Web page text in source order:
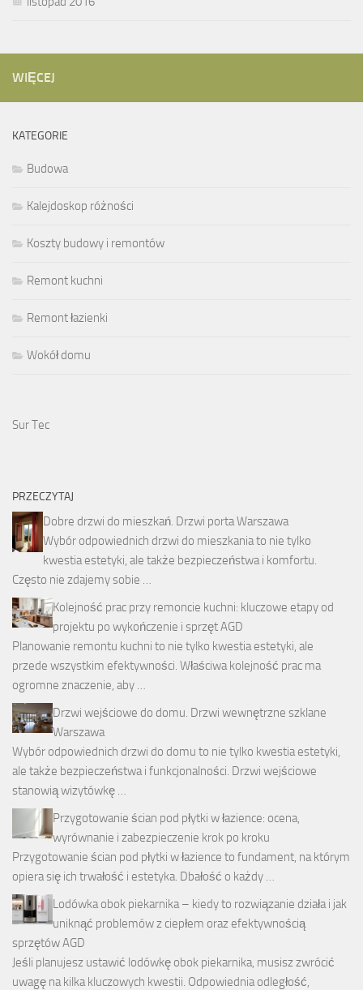
WIĘCEJ
KATEGORIE
Budowa
Kalejdoskop różności
Koszty budowy i remontów
Remont kuchni
Remont łazienki
Wokół domu
Sur Tec
PRZECZYTAJ
Dobre drzwi do mieszkań. Drzwi porta Warszawa
Wybór odpowiednich drzwi do mieszkania to nie tylko
kwestia estetyki, ale także bezpieczeństwa i komfortu.
Często nie zdajemy sobie …
Kolejność prac przy remoncie kuchni: kluczowe etapy od
projektu po wykończenie i sprzęt AGD
Planowanie remontu kuchni to nie tylko kwestia estetyki, ale
przede wszystkim efektywności. Właściwa kolejność prac ma
ogromne znaczenie, aby …
Drzwi wejściowe do domu. Drzwi wewnętrzne szklane
Warszawa
Wybór odpowiednich drzwi do domu to nie tylko kwestia estetyki,
ale także bezpieczeństwa i funkcjonalności. Drzwi wejściowe
stanowią wizytówkę …
Przygotowanie ścian pod płytki w łazience: ocena,
wyrównanie i zabezpieczenie krok po kroku
Przygotowanie ścian pod płytki w łazience to fundament, na którym
opiera się ich trwałość i estetyka. Dbałość o każdy …
Lodówka obok piekarnika – kiedy to rozwiązanie działa i jak
uniknąć problemów z ciepłem oraz efektywnością
sprzętów AGD
Jeśli planujesz ustawić lodówkę obok piekarnika, musisz zwrócić
uwagę na kilka kluczowych kwestii. Odpowiednia odległość,